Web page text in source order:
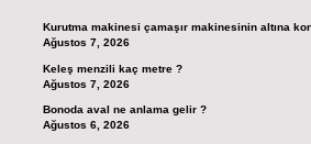
Kurutma makinesi çamaşır makinesinin altına
Ağustos 7, 2026
Keleş menzili kaç metre ?
Ağustos 7, 2026
Bonoda aval ne anlama gelir ?
Ağustos 6, 2026